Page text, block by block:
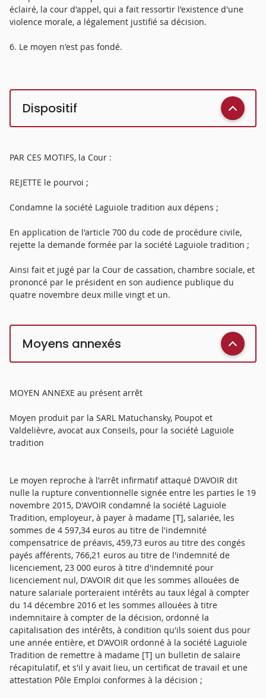
éclairé, la cour d'appel, qui a fait ressortir l'existence d'une
violence morale, a légalement justifié sa décision.
6. Le moyen n'est pas fondé.
Dispositif
PAR CES MOTIFS, la Cour :
REJETTE le pourvoi ;
Condamne la société Laguiole tradition aux dépens ;
En application de l'article 700 du code de procédure civile,
rejette la demande formée par la société Laguiole tradition ;
Ainsi fait et jugé par la Cour de cassation, chambre sociale, et
prononcé par le président en son audience publique du
quatre novembre deux mille vingt et un.
Moyens annexés
MOYEN ANNEXE au présent arrêt
Moyen produit par la SARL Matuchansky, Poupot et
Valdelièvre, avocat aux Conseils, pour la société Laguiole
tradition
Le moyen reproche à l'arrêt infirmatif attaqué D'AVOIR dit
nulle la rupture conventionnelle signée entre les parties le 19
novembre 2015, D'AVOIR condamné la société Laguiole
Tradition, employeur, à payer à madame [T], salariée, les
sommes de 4 597,34 euros au titre de l'indemnité
compensatrice de préavis, 459,73 euros au titre des congés
payés afférents, 766,21 euros au titre de l'indemnité de
licenciement, 23 000 euros à titre d'indemnité pour
licenciement nul, D'AVOIR dit que les sommes allouées de
nature salariale porteraient intérêts au taux légal à compter
du 14 décembre 2016 et les sommes allouées à titre
indemnitaire à compter de la décision, ordonné la
capitalisation des intérêts, à condition qu'ils soient dus pour
une année entière, et D'AVOIR ordonné à la société Laguiole
Tradition de remettre à madame [T] un bulletin de salaire
récapitulatif, et s'il y avait lieu, un certificat de travail et une
attestation Pôle Emploi conformes à la décision ;